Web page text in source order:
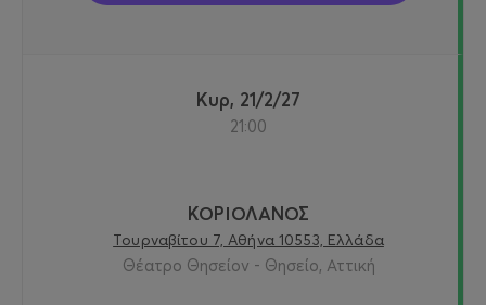
Κυρ, 21/2/27
21:00
ΚΟΡΙΟΛΑΝΟΣ
Τουρναβίτου 7, Αθήνα 10553, Ελλάδα
Θέατρο Θησείον - Θησείο, Αττική